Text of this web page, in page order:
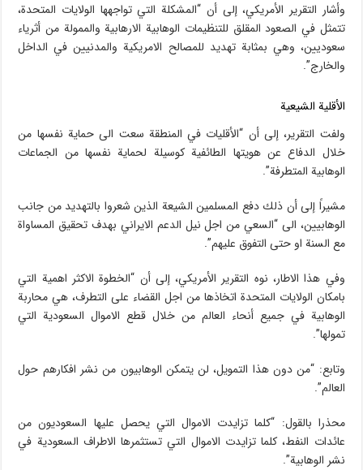
وأشار التقرير الأمريكي، إلى أن “المشكلة التي تواجهها الولايات المتحدة،
تتمثل في الصعود المقلق للتنظيمات الوهابية الارهابية والممولة من أثرياء
سعوديين، وهي بمثابة تهديد للمصالح الامريكية والمدنيين في الداخل
والخارج”.
الأقلية الشيعية
ولفت التقرير، إلى أن “الأقليات في المنطقة سعت الى حماية نفسها من
خلال الدفاع عن هويتها الطائفية كوسيلة لحماية نفسها من الجماعات
الوهابية المتطرفة”.
مشيراً إلى أن ذلك دفع المسلمين الشيعة الذين شعروا بالتهديد من جانب
الوهابيين، الى “السعي من اجل نيل الدعم الايراني بهدف تحقيق المساواة
مع السنة او حتى التفوق عليهم”.
وفي هذا الاطار، نوه التقرير الأمريكي، إلى أن “الخطوة الاكثر اهمية التي
بامكان الولايات المتحدة اتخاذها من اجل القضاء على التطرف، هي محاربة
الوهابية في جميع أنحاء العالم من خلال قطع الاموال السعودية التي
تمولها”.
وتابع: “من دون هذا التمويل، لن يتمكن الوهابيون من نشر افكارهم حول
العالم”.
محذرا بالقول: “كلما تزايدت الاموال التي يحصل عليها السعوديون من
عائدات النفط، كلما تزايدت الاموال التي تستثمرها الاطراف السعودية في
نشر الوهابية”.